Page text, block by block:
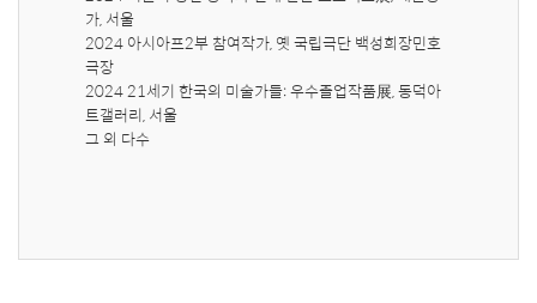
가, 서울
2024 아시아프2부 참여작가, 옛 국립극단 백성희장민호
극장
2024 21세기 한국의 미술가들: 우수졸업작품展, 동덕아
트갤러리, 서울
그 외 다수